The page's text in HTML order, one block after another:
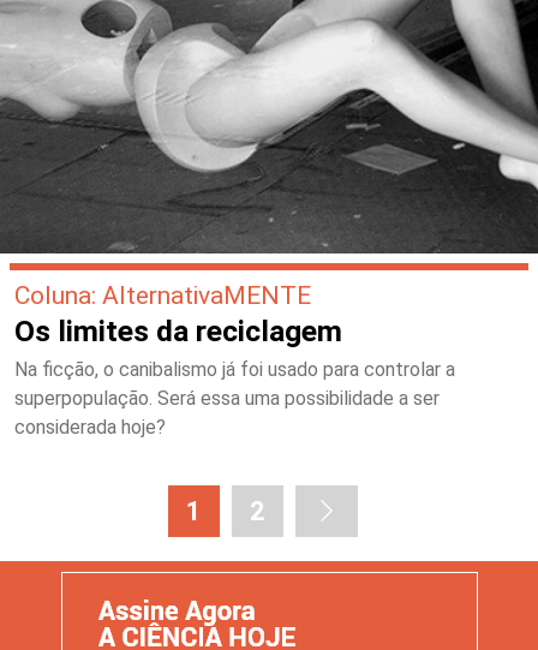
Coluna: AlternativaMENTE
Os limites da reciclagem
Na ficção, o canibalismo já foi usado para controlar a
superpopulação. Será essa uma possibilidade a ser
considerada hoje?
1 2